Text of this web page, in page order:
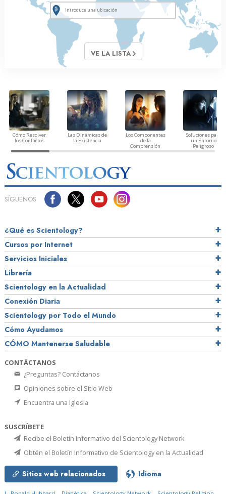
VE LA LISTA
Cómo Resolver
los Conflictos
Las Dinámicas de
la Existencia
Los Componentes
de la
Comprensión
Soluciones para
un Entorno
Peligroso
SÍGUENOS
¿Qué es Scientology?
Cursos por Internet
Servicios Iniciales
Librería
Scientology en la Actualidad
Conexión Diaria
Scientology por Todo el Mundo
Cómo Ayudamos
CÓMO Mantenerse Saludable
CONTÁCTANOS
¿Preguntas? Contáctanos
Opiniones sobre el Sitio Web
Encuentra una Iglesia
SUSCRÍBETE
Recibe el Boletín Informativo del Scientology Network
Obtén el Boletín Informativo de Scientology en la Actualidad
Sitios web relacionados Idioma